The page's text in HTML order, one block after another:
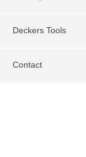
Deckers Tools
Contact